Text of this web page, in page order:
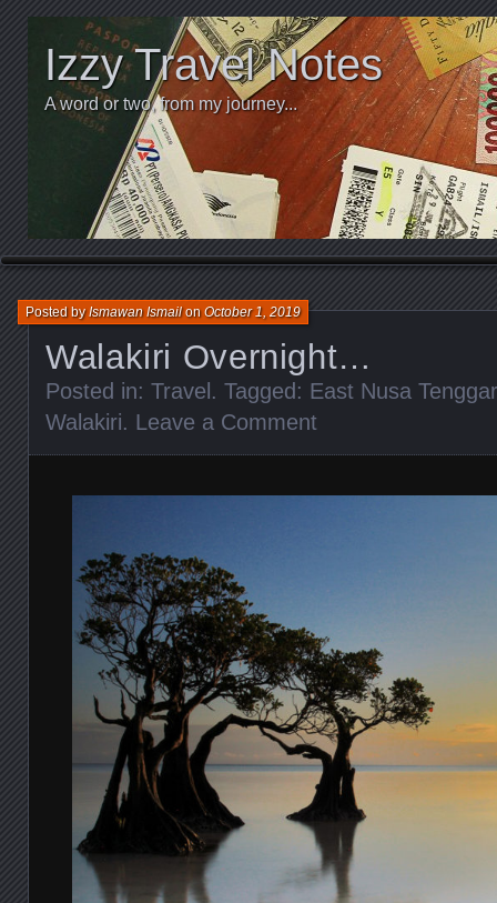
Izzy Travel Notes
A word or two, from my journey...
Walakiri Overnight…
Posted byIsmawan IsmailonOctober 1, 2019
Posted in: Travel . Tagged: East Nusa
Walakiri. Leave a Comment